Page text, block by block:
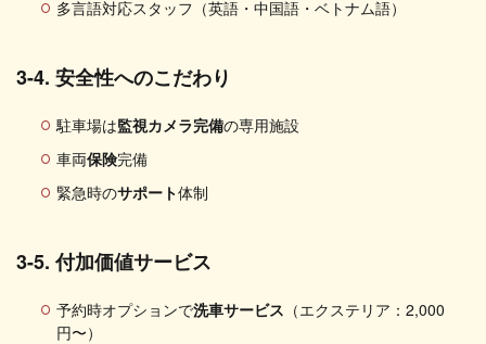
多言語対応スタッフ（英語・中国語・ベトナム語）
3-4. 安全性へのこだわり
駐車場は監視カメラ完備の専用施設
車両保険完備
緊急時のサポート体制
3-5. 付加価値サービス
予約時オプションで洗車サービス （エクステリア：2,000
円〜）